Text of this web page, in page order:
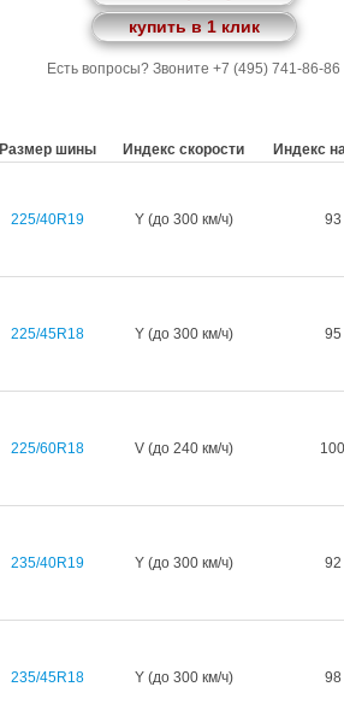
купить в 1 клик
Есть вопросы? Звоните +7 (495) 741-86-86
Размер шины Индекс скорости Индекс
225/40R19 Y (до 300 км/ч) 93
225/45R18 Y (до 300 км/ч) 95
225/60R18 V (до 240 км/ч) 100
235/40R19 Y (до 300 км/ч) 92
235/45R18 Y (до 300 км/ч) 98